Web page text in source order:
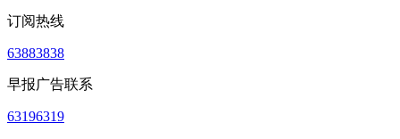
订阅热线
63883838
早报广告联系
63196319